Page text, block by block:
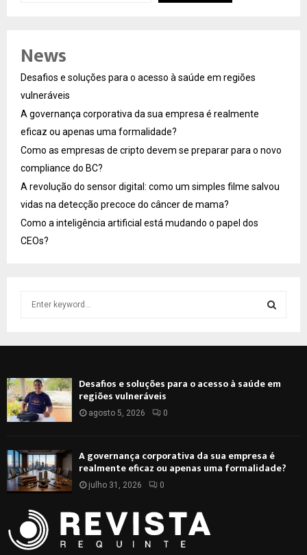
News
Desafios e soluções para o acesso à saúde em regiões
vulneráveis
A governança corporativa da sua empresa é realmente
eficaz ou apenas uma formalidade?
Como as empresas de cripto devem se preparar para o novo
compliance do BC?
A revolução do sensor digital: como um simples filme salvou
vidas na detecção precoce do câncer de mama?
Como a inteligência artificial está mudando o papel dos
CEOs?
f
o
r
A
H
Desafios e soluções para o acesso à saúde em
regiões vulneráveis
agosto 5, 2026 0
A governança corporativa da sua empresa é
realmente eficaz ou apenas uma formalidade?
julho 31, 2026 0